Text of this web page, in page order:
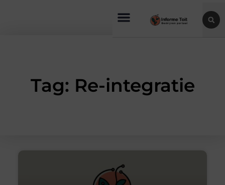
Tag: Re-integratie